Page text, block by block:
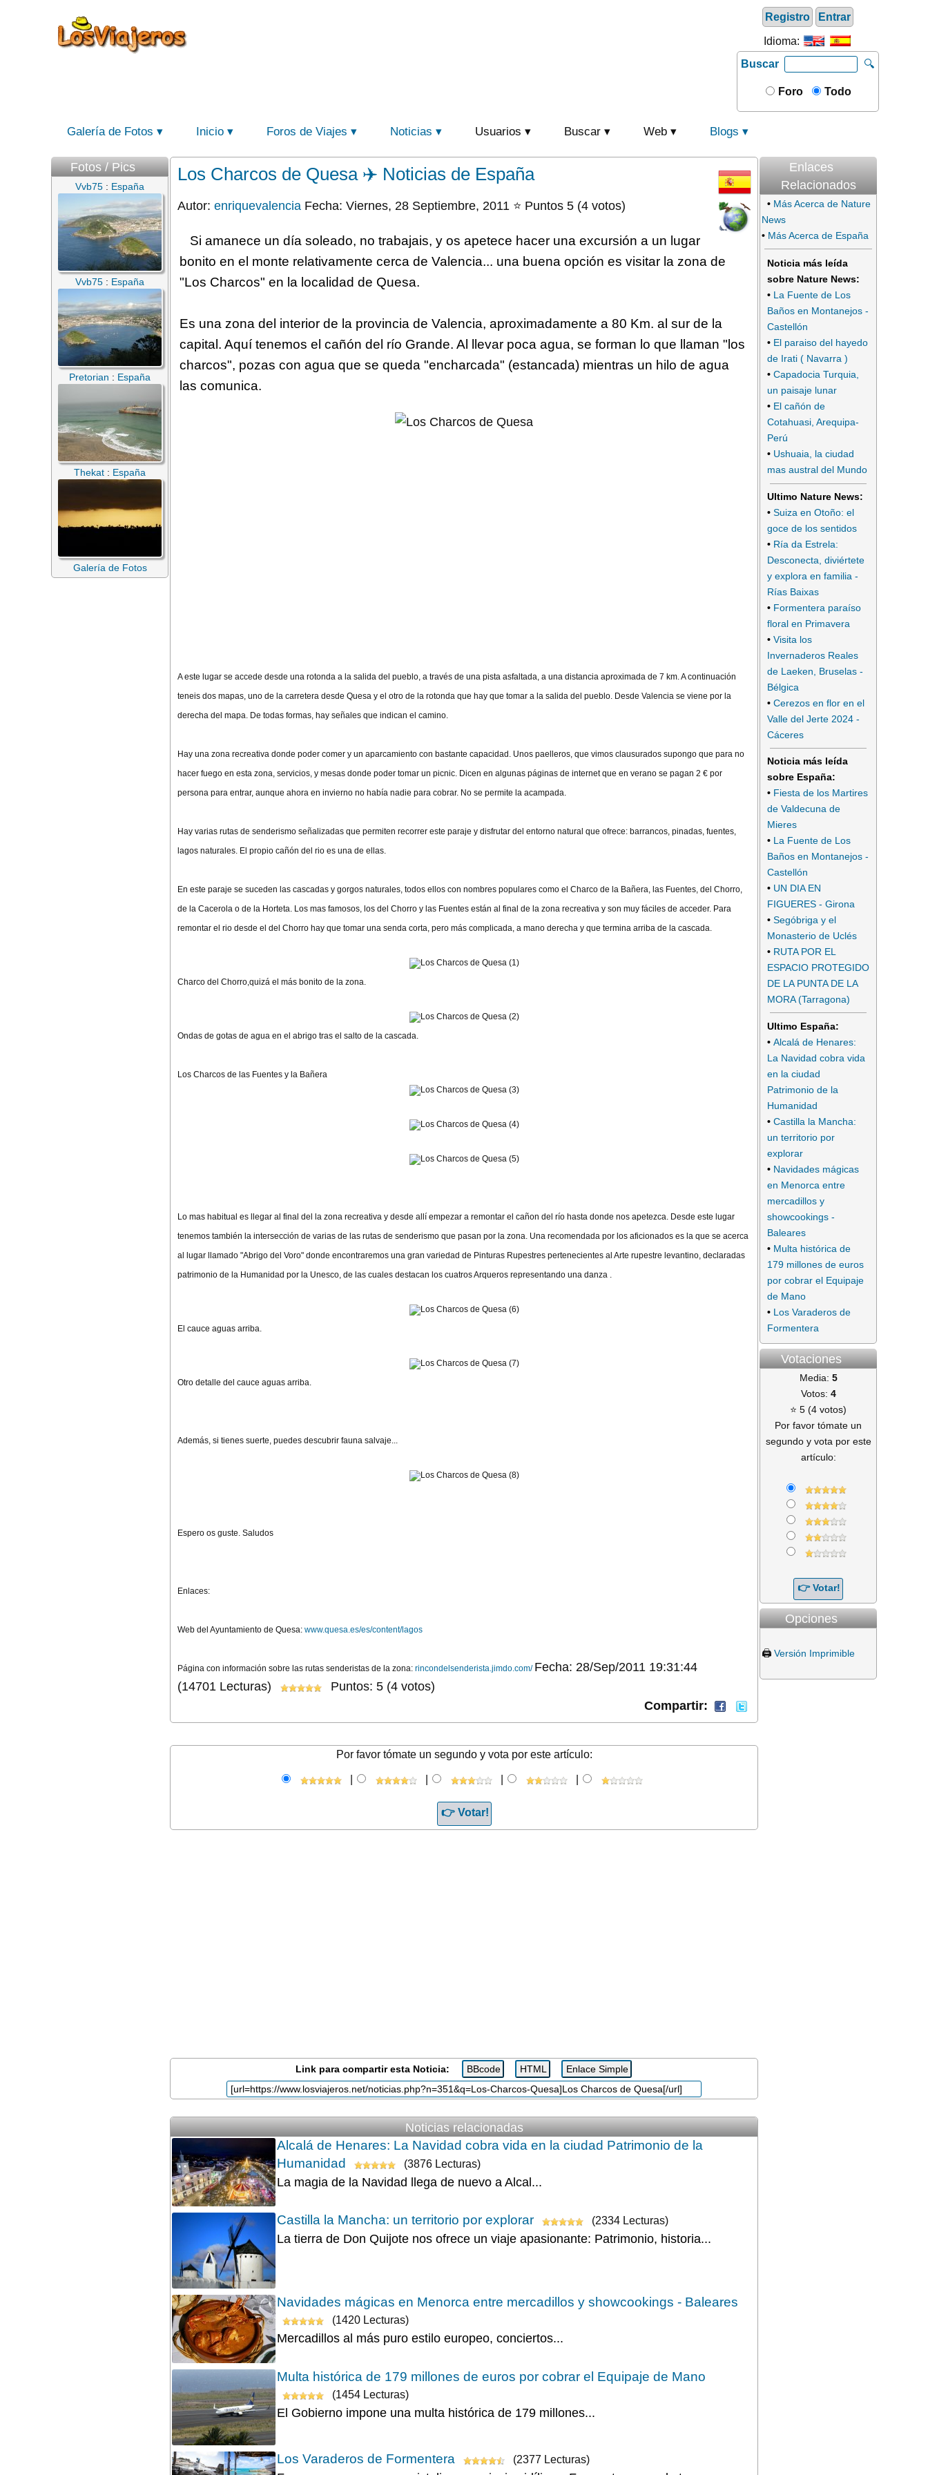
Registro Entrar
Idioma:
Buscar
🔍
Foro Todo
Galería de Fotos Inicio Foros de Viajes Noticias Usuarios Buscar Web Blogs
Fotos / Pics
Vvb75 : España
Vvb75 : España
Pretorian : España
Thekat : España
Galería de Fotos
Los Charcos de Quesa ✈️ Noticias de España
Autor: enriquevalencia Fecha: Viernes, 28 Septiembre, 2011 ⭐ Puntos 5 (4 votos)
Si amanece un día soleado, no trabajais, y os apetece hacer una excursión a un lugar
bonito en el monte relativamente cerca de Valencia... una buena opción es visitar la zona de
"Los Charcos" en la localidad de Quesa.
Es una zona del interior de la provincia de Valencia, aproximadamente a 80 Km. al sur de la
capital. Aquí tenemos el cañón del río Grande. Al llevar poca agua, se forman lo que llaman "los
charcos", pozas con agua que se queda "encharcada" (estancada) mientras un hilo de agua
las comunica.
A este lugar se accede desde una rotonda a la salida del pueblo, a través de una pista asfaltada, a una distancia aproximada de 7 km. A continuación
teneis dos mapas, uno de la carretera desde Quesa y el otro de la rotonda que hay que tomar a la salida del pueblo. Desde Valencia se viene por la
derecha del mapa. De todas formas, hay señales que indican el camino.
Hay una zona recreativa donde poder comer y un aparcamiento con bastante capacidad. Unos paelleros, que vimos clausurados supongo que para no
hacer fuego en esta zona, servicios, y mesas donde poder tomar un picnic. Dicen en algunas páginas de internet que en verano se pagan 2 € por
persona para entrar, aunque ahora en invierno no había nadie para cobrar. No se permite la acampada.
Hay varias rutas de senderismo señalizadas que permiten recorrer este paraje y disfrutar del entorno natural que ofrece: barrancos, pinadas, fuentes,
lagos naturales. El propio cañón del rio es una de ellas.
En este paraje se suceden las cascadas y gorgos naturales, todos ellos con nombres populares como el Charco de la Bañera, las Fuentes, del Chorro,
de la Cacerola o de la Horteta. Los mas famosos, los del Chorro y las Fuentes están al final de la zona recreativa y son muy fáciles de acceder. Para
remontar el rio desde el del Chorro hay que tomar una senda corta, pero más complicada, a mano derecha y que termina arriba de la cascada.
Charco del Chorro,quizá el más bonito de la zona.
Ondas de gotas de agua en el abrigo tras el salto de la cascada.
Los Charcos de las Fuentes y la Bañera
Lo mas habitual es llegar al final del la zona recreativa y desde allí empezar a remontar el cañon del río hasta donde nos apetezca. Desde este lugar
tenemos también la intersección de varias de las rutas de senderismo que pasan por la zona. Una recomendada por los aficionados es la que se acerca
al lugar llamado "Abrigo del Voro" donde encontraremos una gran variedad de Pinturas Rupestres pertenecientes al Arte rupestre levantino, declaradas
patrimonio de la Humanidad por la Unesco, de las cuales destacan los cuatros Arqueros representando una danza .
El cauce aguas arriba.
Otro detalle del cauce aguas arriba.
Además, si tienes suerte, puedes descubrir fauna salvaje...
Espero os guste. Saludos
Enlaces:
Web del Ayuntamiento de Quesa: www.quesa.es/es/content/lagos
Página con información sobre las rutas senderistas de la zona: rincondelsenderista.jimdo.com/ Fecha: 28/Sep/2011 19:31:44
(14701 Lecturas)
Puntos: 5 (4 votos)
Compartir:
Por favor tómate un segundo y vota por este artículo:
Link para compartir esta Noticia:
Noticias relacionadas
Alcalá de Henares: La Navidad cobra vida en la ciudad Patrimonio de la
Humanidad
(3876 Lecturas)
La magia de la Navidad llega de nuevo a Alcal...
Castilla la Mancha: un territorio por explorar (2334 Lecturas)
La tierra de Don Quijote nos ofrece un viaje apasionante: Patrimonio, historia...
Navidades mágicas en Menorca entre mercadillos y showcookings - Baleares
(1420 Lecturas)
Mercadillos al más puro estilo europeo, conciertos...
Multa histórica de 179 millones de euros por cobrar el Equipaje de Mano
(1454 Lecturas)
El Gobierno impone una multa histórica de 179 millones...
Los Varaderos de Formentera (2377 Lecturas)
Enlaces
Relacionados
• Más Acerca de Nature
News
• Más Acerca de España
Noticia más leída
sobre Nature News:
• La Fuente de Los
Baños en Montanejos -
Castellón
• El paraiso del hayedo
de Irati ( Navarra )
• Capadocia Turquia,
un paisaje lunar
• El cañón de
Cotahuasi, Arequipa-
Perú
• Ushuaia, la ciudad
mas austral del Mundo
Ultimo Nature News:
• Suiza en Otoño: el
goce de los sentidos
• Ría da Estrela:
Desconecta, diviértete
y explora en familia -
Rías Baixas
• Formentera paraíso
floral en Primavera
• Visita los
Invernaderos Reales
de Laeken, Bruselas -
Bélgica
• Cerezos en flor en el
Valle del Jerte 2024 -
Cáceres
Noticia más leída
sobre España:
• Fiesta de los Martires
de Valdecuna de
Mieres
• La Fuente de Los
Baños en Montanejos -
Castellón
• UN DIA EN
FIGUERES - Girona
• Segóbriga y el
Monasterio de Uclés
• RUTA POR EL
ESPACIO PROTEGIDO
DE LA PUNTA DE LA
MORA (Tarragona)
Ultimo España:
• Alcalá de Henares:
La Navidad cobra vida
en la ciudad
Patrimonio de la
Humanidad
• Castilla la Mancha:
un territorio por
explorar
• Navidades mágicas
en Menorca entre
mercadillos y
showcookings -
Baleares
• Multa histórica de
179 millones de euros
por cobrar el Equipaje
de Mano
• Los Varaderos de
Formentera
Votaciones
Media: 5
Votos: 4
⭐ 5 (4 votos)
Por favor tómate un
segundo y vota por este
artículo:
Opciones
🖨️ Versión Imprimible